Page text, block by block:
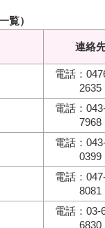
覧）
連絡
電話：
2635
電話：
7968
電話：
0399
電話：
8081
電話：03-
6830